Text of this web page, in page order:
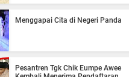
Menggapai Cita di Negeri Panda
Pesantren Tgk Chik Eumpe Awee